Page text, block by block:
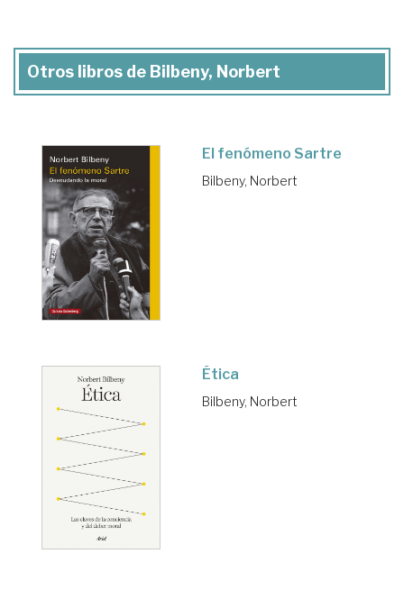
Otros libros de Bilbeny, Norbert
El fenómeno Sartre
Bilbeny, Norbert
Ética
Bilbeny, Norbert